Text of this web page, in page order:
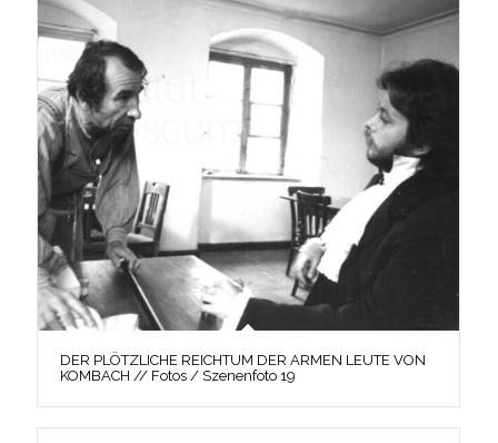
DER PLÖTZLICHE REICHTUM DER ARMEN LEUTE VON
KOMBACH // Fotos / Szenenfoto 19